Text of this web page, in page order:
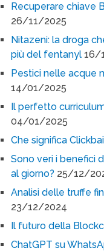
Recuperare chiave
26/11/2025
Nitazeni: la droga
più del fentanyl 16/
Pestici nelle acque
14/01/2025
Il perfetto
04/01/2025
Che significa
Sono veri i benefici
al giorno? 25/12/
Analisi delle truffe
23/12/2024
Il futuro della
ChatGPT su